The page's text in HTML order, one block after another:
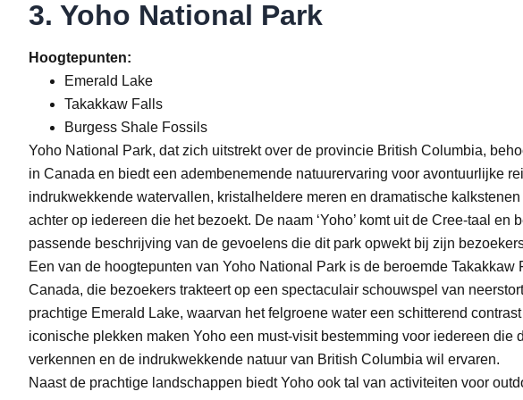
3. Yoho National Park
Hoogtepunten:
Emerald Lake
Takakkaw Falls
Burgess Shale Fossils
Yoho National Park, dat zich uitstrekt over de provincie British Columbia,
in Canada en biedt een adembenemende natuurervaring voor avontuurlijke
indrukwekkende watervallen, kristalheldere meren en dramatische
achter op iedereen die het bezoekt. De naam ‘Yoho’ komt uit de Cree-taal en
passende beschrijving van de gevoelens die dit park opwekt bij zijn
Een van de hoogtepunten van Yoho National Park is de beroemde
Canada, die bezoekers trakteert op een spectaculair schouwspel van
prachtige Emerald Lake, waarvan het felgroene water een schitterend
iconische plekken maken Yoho een must-visit bestemming voor iedereen die
verkennen en de indrukwekkende natuur van British Columbia wil ervaren.
Naast de prachtige landschappen biedt Yoho ook tal van activiteiten voor